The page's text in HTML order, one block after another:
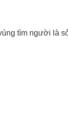
tìm người là